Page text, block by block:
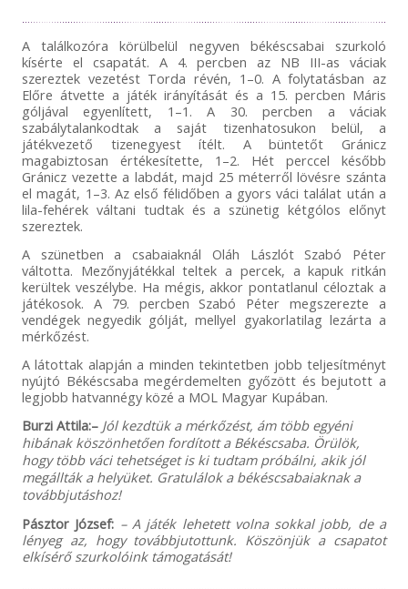
A találkozóra körülbelül negyven békéscsabai szurkoló
kísérte el csapatát. A 4. percben az NB III-as váciak
szereztek vezetést Torda révén, 1–0. A folytatásban az
Előre átvette a játék irányítását és a 15. percben Máris
góljával egyenlített, 1–1. A 30. percben a váciak
szabálytalankodtak a saját tizenhatosukon belül, a
játékvezető tizenegyest ítélt. A büntetőt Gránicz
magabiztosan értékesítette, 1–2. Hét perccel később
Gránicz vezette a labdát, majd 25 méterről lövésre szánta
el magát, 1–3. Az első félidőben a gyors váci találat után a
lila-fehérek váltani tudtak és a szünetig kétgólos előnyt
szereztek.
A szünetben a csabaiaknál Oláh Lászlót Szabó Péter
váltotta. Mezőnyjátékkal teltek a percek, a kapuk ritkán
kerültek veszélybe. Ha mégis, akkor pontatlanul céloztak a
játékosok. A 79. percben Szabó Péter megszerezte a
vendégek negyedik gólját, mellyel gyakorlatilag lezárta a
mérkőzést.
A látottak alapján a minden tekintetben jobb teljesítményt
nyújtó Békéscsaba megérdemelten győzött és bejutott a
legjobb hatvannégy közé a MOL Magyar Kupában.
Burzi Attila:– Jól kezdtük a mérkőzést, ám több egyéni
hibának köszönhetően fordított a Békéscsaba. Örülök,
hogy több váci tehetséget is ki tudtam próbálni, akik jól
megállták a helyüket. Gratulálok a békéscsabaiaknak a
továbbjutáshoz!
Pásztor József: – A játék lehetett volna sokkal jobb, de a
lényeg az, hogy továbbjutottunk. Köszönjük a csapatot
elkísérő szurkolóink támogatását!